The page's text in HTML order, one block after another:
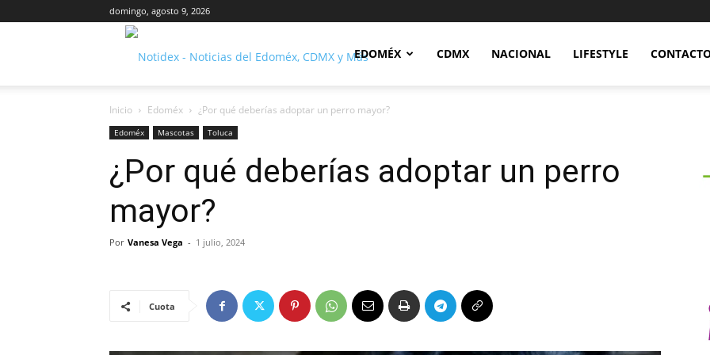
domingo, agosto 9, 2026
Notidex
EDOMÉX CDMX NACIONAL LIFESTYLE
Inicio Edoméx ¿Por qué deberías adoptar un perro mayor?
Edoméx Mascotas Toluca
¿Por qué deberías adoptar un perro
mayor?
Por Vanesa Vega - 1 julio, 2024
Cuota